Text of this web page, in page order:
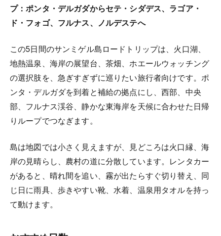
プ：ポンタ・デルガダからセテ・シダデス、ラゴア・
ド・フォゴ、フルナス、ノルデステへ
この5日間のサンミゲル島ロードトリップは、火口湖、
地熱温泉、海岸の展望台、茶畑、ホエールウォッチング
の選択肢を、急ぎすぎずに巡りたい旅行者向けです。ポ
ンタ・デルガダを到着と補給の拠点にし、西部、中央
部、フルナス渓谷、静かな東海岸を天候に合わせた日帰
りループでつなぎます。
島は地図では小さく見えますが、見どころは火口縁、海
岸の見晴らし、農村の道に分散しています。レンタカー
があると、晴れ間を追い、霧が出たらすぐ切り替え、同
じ日に雨具、歩きやすい靴、水着、温泉用タオルを持っ
て動けます。